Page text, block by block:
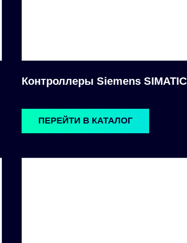
Контроллеры Siemens SIMATIC
ПЕРЕЙТИ В КАТАЛОГ